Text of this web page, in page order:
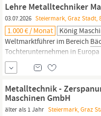
Akademie Klassen sowie
Jobmöglichkeiten nach...
Lehre Metalltechniker
03.07.2026 Steiermark, Graz Stadt,
1.000 € / Monat König
Weltmarktführer im Bereich
Tochterunternehmen in
folgenden Lehrberuf in Graz an:
Maschinenbauchtechniker
verantwortlich für das
Zerlegen von Bauteilen.
Metalltechnik -
Maschinen GmbH
älter als 1 Jahr Steiermark, Graz